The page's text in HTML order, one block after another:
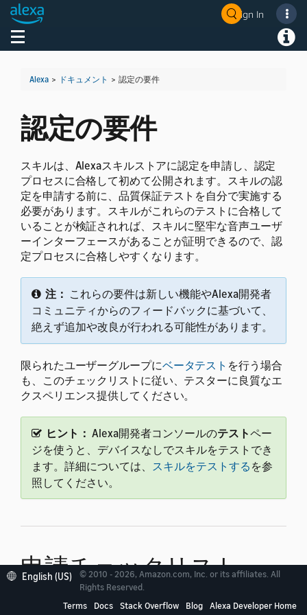
Sign In
Toggle navigation
Alexa > ドキュメント > 認定の要件
認定の要件
スキルは、Alexaスキルストアに認定を申請し、認定
プロセスに合格して初めて公開されます。 スキルの認
定を申請する前に、品質保証テストを自分で実施する
必要があります。スキルがこれらのテストに合格して
いることが検証されれば、スキルに堅牢な音声ユーザ
ーインターフェースがあることが証明できるので、認
定プロセスに合格しやすくなります。
注： これらの要件は新しい機能やAlexa開発者
コミュニティからのフィードバックに基づいて、
絶えず追加や改良が行われる可能性があります。
限られたユーザーグループにベータテスト を行う場合
も、このチェックリストに従い、テスターに良質なエ
クスペリエンス提供してください。
ヒント： Alexa開発者コンソールのテストペー
ジを使うと、デバイスなしでスキルをテストでき
ます。詳細については、 スキルをテストする を参
照してください。
申請チェックリスト
このチェックリストは、認定プロセス用にスキルを準
English (US)
© 2010 - 2026, Amazon.com, Inc. or its affiliates. All
Rights Reserved.
Terms
Docs Stack Overflow Blog Alexa Developer Home
Welcome! Ask the DevAssistant